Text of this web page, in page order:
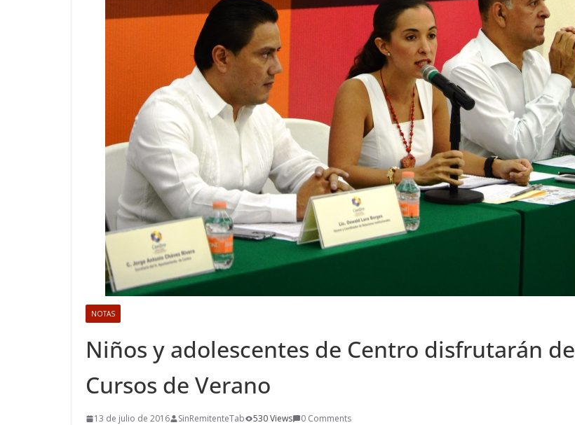
NOTAS
Niños y adolescentes de Centro disfrutarán de
Cursos de Verano
13 de julio de 2016 SinRemitenteTab 530 Views 0 Comments